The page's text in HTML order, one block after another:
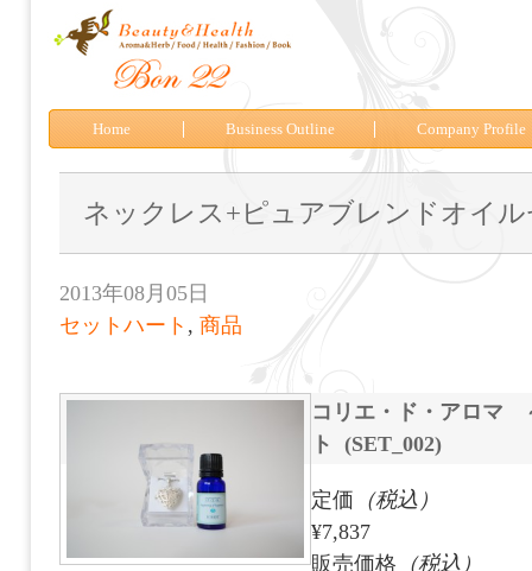
Home Business Outline Company Profile
ネックレス+ピュアブレンドオイ
2013年08月05日
セットハート , 商品
コリエ・ド・アロマ
ト (SET_002)
定価 （税込）
¥7,837
販売価格 （税込）